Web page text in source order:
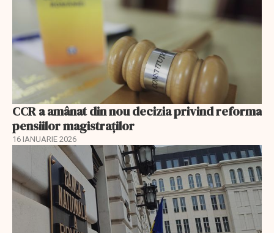
CCR a amânat din nou decizia privind reforma
pensiilor magistraţilor
16 IANUARIE 2026